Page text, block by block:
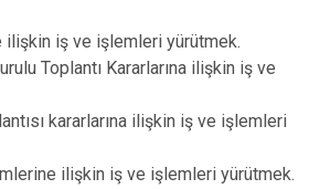
iş ve işlemleri yürütmek.
Toplantı Kararlarına ilişkin iş ve
kararlarına ilişkin iş ve işlemleri
ilişkin iş ve işlemleri yürütmek.